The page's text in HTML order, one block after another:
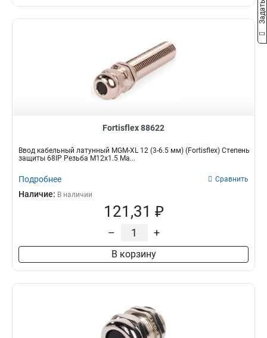
Fortisflex 88622
Ввод кабельный латунный МGM-XL 12 (3-6.5 мм) (Fortisflex) Степень
защиты 68IP Резьба M12x1.5 Ма...
Подробнее Сравнить
Наличие: В наличии
121,31 ₽
– +
В корзину